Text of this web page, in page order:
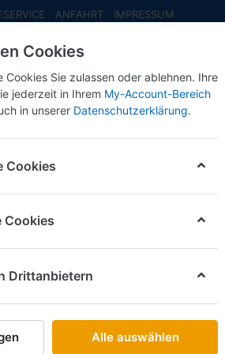
ANFAHRT IMPRESSUM
NEUHEITEN
Topline vvsp. EuroKüKoAufl. (I) (NH05/
Herpa
Trans,
(NH05/
Art.-Nr.
Cookies
Cookies Sie zulassen oder ablehnen. Ihre
jederzeit in Ihrem My-Account-Bereich
in unserer Datenschutzerklärung.
Cookies
Cookies
Drittanbietern
Alle auswählen